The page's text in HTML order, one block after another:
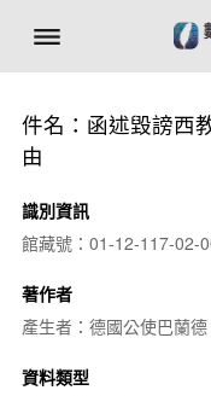
件名：函述毀謗西
由
識別資訊
館藏號：01-12-117-02-
著作者
產生者：德國公使巴蘭德
資料類型